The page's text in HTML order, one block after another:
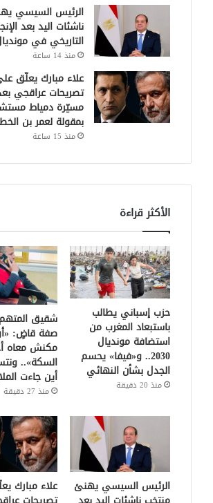
الرئيس السيسي
ناشئات اليد بعد
التاريخي في
منذ 14 ساعة
علاء مبارك يعلّق
تصريحات عراقجي
مسيّرة دمياط
بمقولة لعمر بن
منذ 15 ساعة
الأكثر قراءة
حزب إسباني يطالب
باستبعاد المغرب من
استضافة مونديال
2030.. و«فيفا» يحسم
الجدل بشأن النهائي
منذ 20 دقيقة
شقيق المتهم
صفة قاضٍ:
مكنش معاه
السكة»..
أين جاءت
منذ 27 دقيقة
الرئيس السيسي يهنئ علاء مبارك